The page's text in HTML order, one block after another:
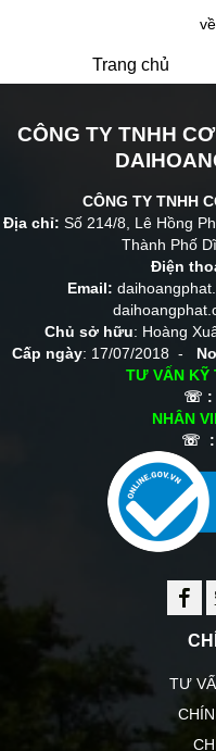
Trang chủ
CÔNG TY TNHH
CÔNG TY TNHH
Địa chỉ: Số 214/8, Lê Hồng
Thành Phố
Điện
Email:
Chủ sở hữu: Hoàng
Cấp ngày: 17/07/2018 -
TƯ VẤN KỸ
☏ :
NHÂN
☏ :
TƯ